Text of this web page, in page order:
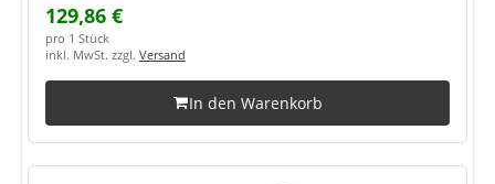
129,86 €
pro 1 Stück
inkl. MwSt. zzgl. Versand
In den Warenkorb